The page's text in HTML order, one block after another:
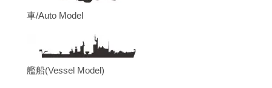
車/Auto Model
艦船(Vessel Model)